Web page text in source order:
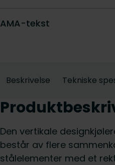
AMA-tekst
Beskrivelse Tekniske
Den vertikale
består av flere
stålelementer med et